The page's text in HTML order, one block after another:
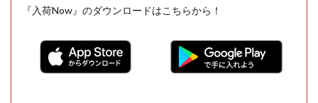
『入荷Now』のダウンロードはこちらから！